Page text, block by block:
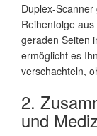
Duplex-
Reihenfolge
geraden Seiten
ermöglicht es
verschachteln,
2.
und